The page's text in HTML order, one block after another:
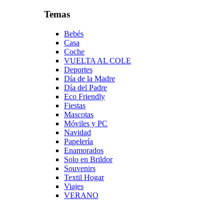
Temas
Bebés
Casa
Coche
VUELTA AL COLE
Deportes
Día de la Madre
Día del Padre
Eco Friendly
Fiestas
Mascotas
Móviles y PC
Navidad
Papelería
Enamorados
Solo en Brildor
Souvenirs
Textil Hogar
Viajes
VERANO